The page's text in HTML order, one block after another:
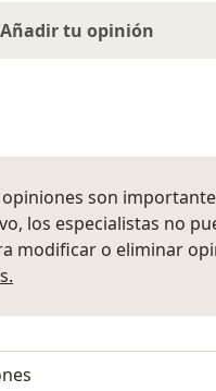
Añadir tu opinión
opiniones son
los especialistas no
modificar o eliminar